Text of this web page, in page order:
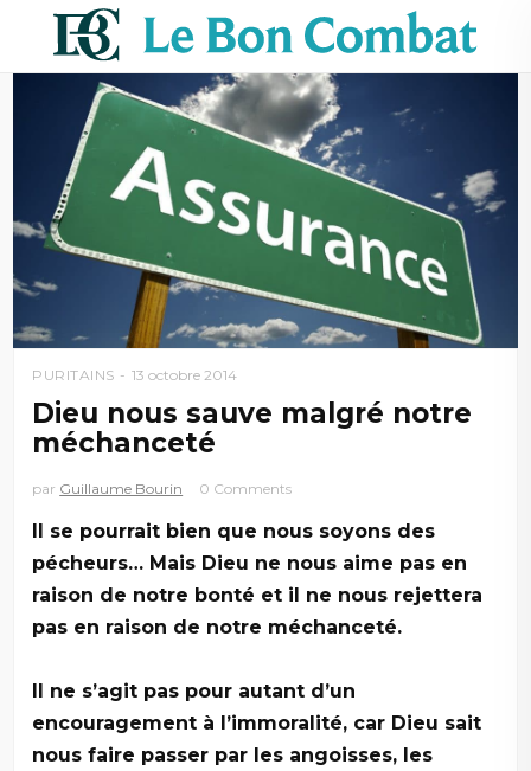
PURITAINS 13 octobre 2014
Dieu nous sauve malgré notre
méchanceté
par Guillaume Bourin 0 Comments
Il se pourrait bien que nous soyons des
pécheurs… Mais Dieu ne nous aime pas en
raison de notre bonté et il ne nous rejettera
pas en raison de notre méchanceté.
Il ne s’agit pas pour autant d’un
encouragement à l’immoralité, car Dieu sait
nous faire passer par les angoisses, les